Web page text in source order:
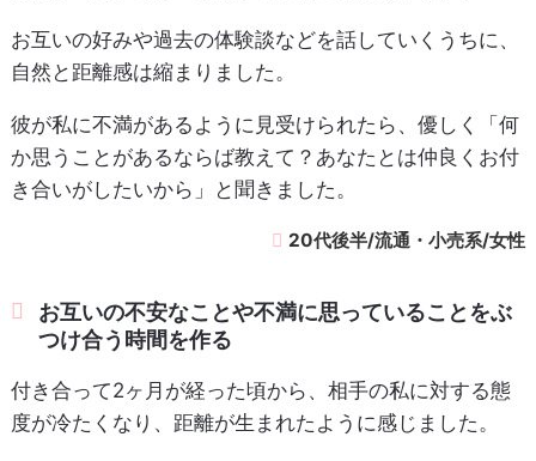
お互いの好みや過去の体験談などを話していくうちに、
自然と距離感は縮まりました。
彼が私に不満があるように見受けられたら、優しく「何
か思うことがあるならば教えて？あなたとは仲良くお付
き合いがしたいから」と聞きました。
20代後半/流通・小売系/女性
お互いの不安なことや不満に思っていることをぶ
つけ合う時間を作る
付き合って2ヶ月が経った頃から、相手の私に対する態
度が冷たくなり、距離が生まれたように感じました。